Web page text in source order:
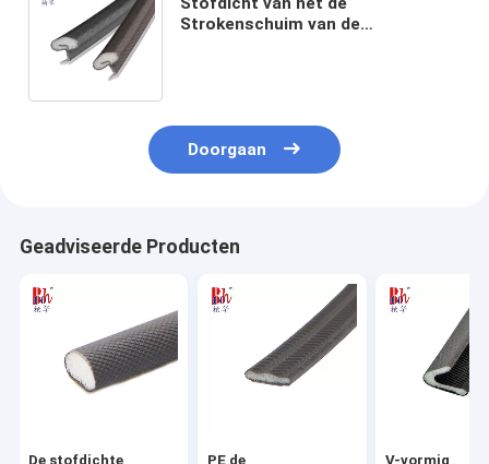
Strokenschuim van de
Doorgaan
Geadviseerde Producten
De stofdichte PE de V-vormig